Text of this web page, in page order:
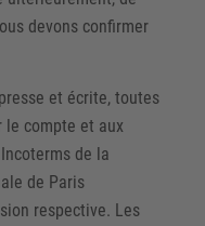
devons confirmer
et écrite, toutes
le compte et aux
de la
de Paris
respective. Les